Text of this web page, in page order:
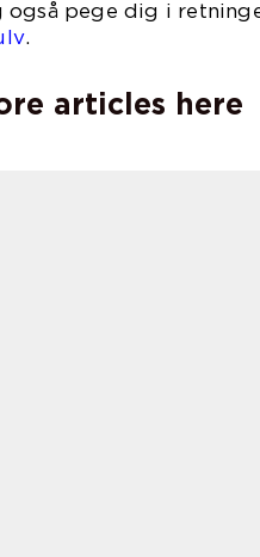
pege dig i
.
articles here